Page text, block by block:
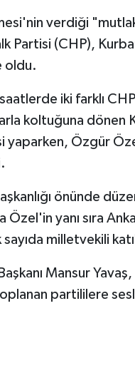
verdiği
Partisi (CHP),
oldu.
iki farklı
koltuğuna dönen
Özgür
önünde
Özel'in yanı sıra
milletvekili
Mansur
partililere